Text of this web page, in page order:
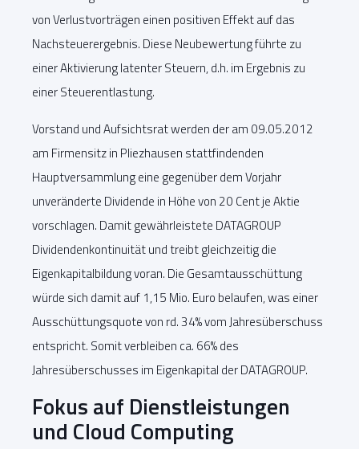
von Verlustvorträgen einen positiven Effekt auf das
Nachsteuerergebnis. Diese Neubewertung führte zu
einer Aktivierung latenter Steuern, d.h. im Ergebnis zu
einer Steuerentlastung.
Vorstand und Aufsichtsrat werden der am 09.05.2012
am Firmensitz in Pliezhausen stattfindenden
Hauptversammlung eine gegenüber dem Vorjahr
unveränderte Dividende in Höhe von 20 Cent je Aktie
vorschlagen. Damit gewährleistete DATAGROUP
Dividendenkontinuität und treibt gleichzeitig die
Eigenkapitalbildung voran. Die Gesamtausschüttung
würde sich damit auf 1,15 Mio. Euro belaufen, was einer
Ausschüttungsquote von rd. 34% vom Jahresüberschuss
entspricht. Somit verbleiben ca. 66% des
Jahresüberschusses im Eigenkapital der DATAGROUP.
Fokus auf Dienstleistungen
und Cloud Computing